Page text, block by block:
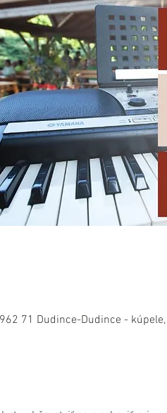
71 Dudince-Dudince -